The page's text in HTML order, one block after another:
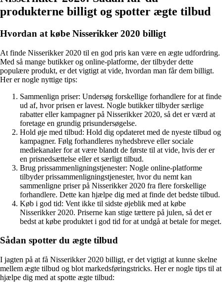
produkterne billigt og spotter ægte tilbud
Hvordan at købe Nisserikker 2020 billigt
At finde Nisserikker 2020 til en god pris kan være en ægte udfordring.
Med så mange butikker og online-platforme, der tilbyder dette
populære produkt, er det vigtigt at vide, hvordan man får dem billigt.
Her er nogle nyttige tips:
Sammenlign priser: Undersøg forskellige forhandlere for at finde
ud af, hvor prisen er lavest. Nogle butikker tilbyder særlige
rabatter eller kampagner på Nisserikker 2020, så det er værd at
foretage en grundig prisundersøgelse.
Hold øje med tilbud: Hold dig opdateret med de nyeste tilbud og
kampagner. Følg forhandleres nyhedsbreve eller sociale
mediekanaler for at være blandt de første til at vide, hvis der er
en prisnedsættelse eller et særligt tilbud.
Brug prissammenligningstjenester: Nogle online-platforme
tilbyder prissammenligningstjenester, hvor du nemt kan
sammenligne priser på Nisserikker 2020 fra flere forskellige
forhandlere. Dette kan hjælpe dig med at finde det bedste tilbud.
Køb i god tid: Vent ikke til sidste øjeblik med at købe
Nisserikker 2020. Priserne kan stige tættere på julen, så det er
bedst at købe produktet i god tid for at undgå at betale for meget.
Sådan spotter du ægte tilbud
I jagten på at få Nisserikker 2020 billigt, er det vigtigt at kunne skelne
mellem ægte tilbud og blot markedsføringstricks. Her er nogle tips til at
hjælpe dig med at spotte ægte tilbud: